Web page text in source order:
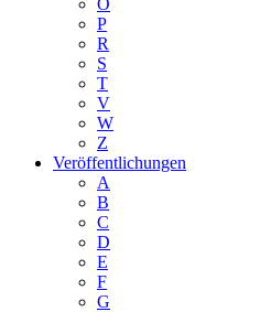
O
P
R
S
T
V
W
Z
Veröffentlichungen
A
B
C
D
E
F
G